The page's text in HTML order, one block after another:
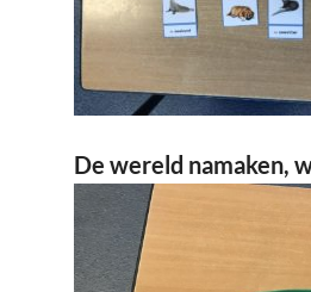
De wereld namaken,